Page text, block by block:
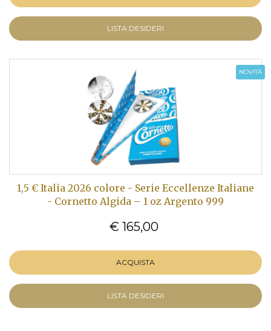
LISTA DESIDERI
NOVITÀ
1,5 € Italia 2026 colore - Serie Eccellenze Italiane
- Cornetto Algida – 1 oz Argento 999
€ 165,00
ACQUISTA
LISTA DESIDERI